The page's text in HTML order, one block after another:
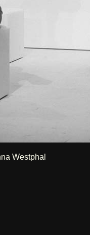
Westphal